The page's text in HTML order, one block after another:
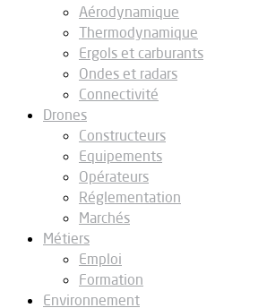
Aérodynamique
Thermodynamique
Ergols et carburants
Ondes et radars
Connectivité
Drones
Constructeurs
Equipements
Opérateurs
Réglementation
Marchés
Métiers
Emploi
Formation
Environnement